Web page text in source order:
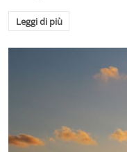
Leggi di più